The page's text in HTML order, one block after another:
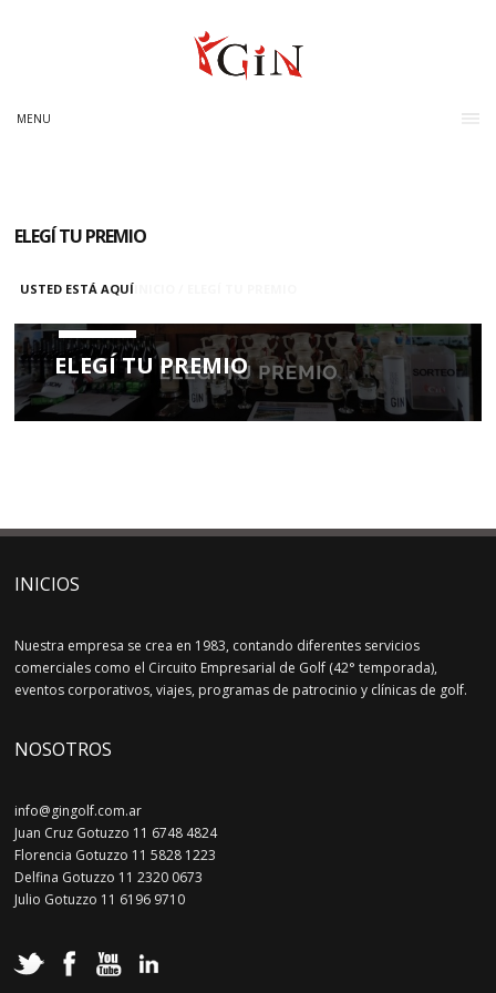
MENU
ELEGÍ TU PREMIO
USTED ESTÁ AQUÍ
ELEGÍ TU PREMIO
INICIOS
Nuestra empresa se crea en 1983, contando diferentes servicios
comerciales como el Circuito Empresarial de Golf (42° temporada),
eventos corporativos, viajes, programas de patrocinio y clínicas de golf.
NOSOTROS
info@gingolf.com.ar
Juan Cruz Gotuzzo 11 6748 4824
Florencia Gotuzzo 11 5828 1223
Delfina Gotuzzo 11 2320 0673
Julio Gotuzzo 11 6196 9710